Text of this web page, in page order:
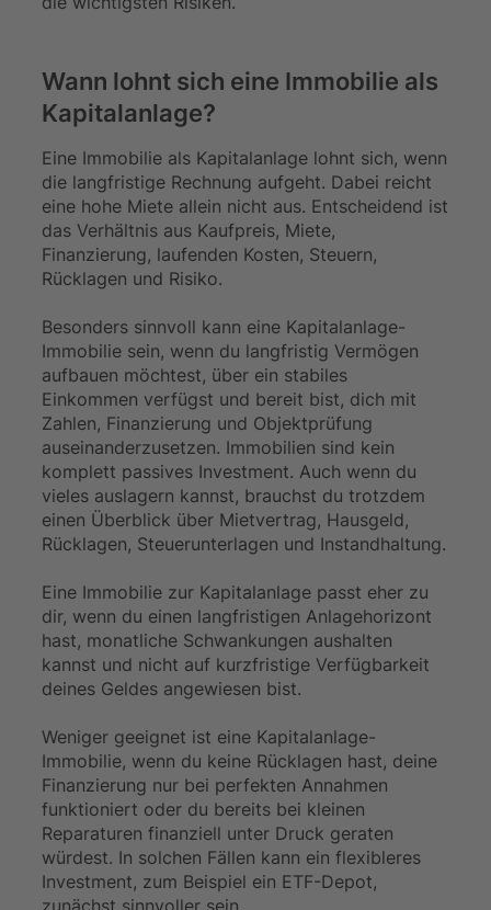
Wann lohnt sich eine Immobilie als
Kapitalanlage?
Eine Immobilie als Kapitalanlage lohnt sich, wenn
die langfristige Rechnung aufgeht. Dabei reicht
eine hohe Miete allein nicht aus. Entscheidend ist
das Verhältnis aus Kaufpreis, Miete,
Finanzierung, laufenden Kosten, Steuern,
Rücklagen und Risiko.
Besonders sinnvoll kann eine Kapitalanlage-
Immobilie sein, wenn du langfristig Vermögen
aufbauen möchtest, über ein stabiles
Einkommen verfügst und bereit bist, dich mit
Zahlen, Finanzierung und Objektprüfung
auseinanderzusetzen. Immobilien sind kein
komplett passives Investment. Auch wenn du
vieles auslagern kannst, brauchst du trotzdem
einen Überblick über Mietvertrag, Hausgeld,
Rücklagen, Steuerunterlagen und Instandhaltung.
Eine Immobilie zur Kapitalanlage passt eher zu
dir, wenn du einen langfristigen Anlagehorizont
hast, monatliche Schwankungen aushalten
kannst und nicht auf kurzfristige Verfügbarkeit
deines Geldes angewiesen bist.
Weniger geeignet ist eine Kapitalanlage-
Immobilie, wenn du keine Rücklagen hast, deine
Finanzierung nur bei perfekten Annahmen
funktioniert oder du bereits bei kleinen
Reparaturen finanziell unter Druck geraten
würdest. In solchen Fällen kann ein flexibleres
Investment, zum Beispiel ein ETF-Depot,
zunächst sinnvoller sein.